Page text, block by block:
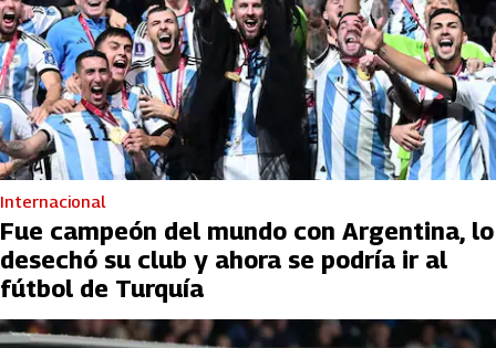
Internacional
Fue campeón del mundo con Argentina, lo
desechó su club y ahora se podría ir al
fútbol de Turquía